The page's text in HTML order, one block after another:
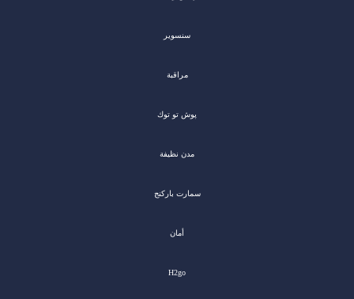
سنسوير
مراقبة
پوش تو توك
مدن نظيفة
سمارت باركنج
أمان
H2go